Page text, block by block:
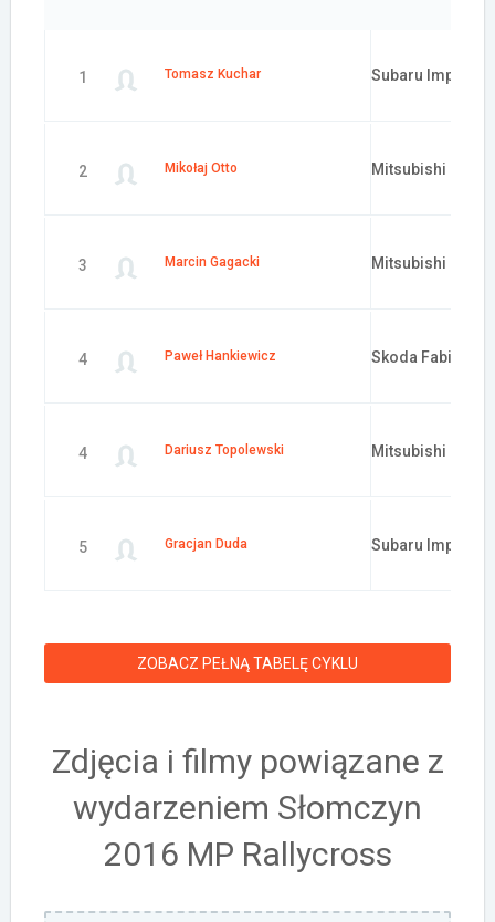
1 Tomasz Kuchar Subaru Impreza
2 Mikołaj Otto Mitsubishi
3 Marcin Gagacki Mitsubishi
4 Paweł Hankiewicz Skoda Fabia MKII
4 Dariusz Topolewski Mitsubishi
5 Gracjan Duda Subaru Impreza
ZOBACZ PEŁNĄ TABELĘ CYKLU
Zdjęcia i filmy powiązane z
wydarzeniem Słomczyn
2016 MP Rallycross